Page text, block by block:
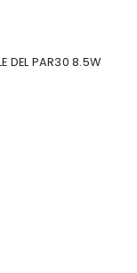
DEL PAR30 8.5W